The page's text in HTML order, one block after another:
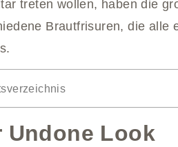
treten wollen, haben die
Brautfrisuren, die alle
Undone Look